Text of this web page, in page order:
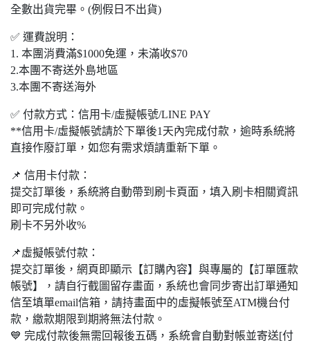
全數出貨完畢。(例假日不出貨)
✅ 運費說明：
1. 本團消費滿$1000免運，未滿收$70
2.本團不寄送外島地區
3.本團不寄送海外
✅ 付款方式：信用卡/虛擬帳號/LINE PAY
**信用卡/虛擬帳號請於下單後1天內完成付款，逾時系統將
直接作廢訂單，如您有需求煩請重新下單。
📌 信用卡付款：
提交訂單後，系統將自動帶到刷卡頁面，填入刷卡相關資訊
即可完成付款。
刷卡不另外收%
📌虛擬帳號付款：
提交訂單後，網頁即顯示【訂購內容】與專屬的【訂單匯款
帳號】，請自行截圖留存畫面，系統也會同步寄出訂單通知
信至填單email信箱，請持畫面中的虛擬帳號至ATM機台付
款，繳款期限到期將無法付款。
💙 完成付款後無需回報後五碼，系統會自動對帳並寄送[付